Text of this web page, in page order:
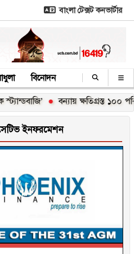
বাংলা টেক্সট কনভার্টার
বিনোদন
বন্যায় ক্ষতিগ্রস্ত ১০০ পরিবারকে
ইনফরমেশন